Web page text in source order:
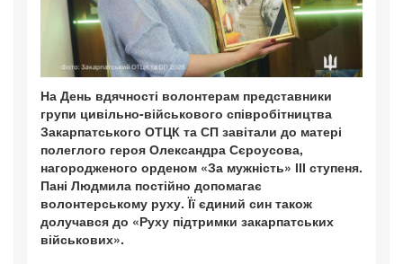
На День вдячності волонтерам представники
групи цивільно-військового співробітництва
Закарпатського ОТЦК та СП завітали до матері
полеглого героя Олександра Сєроусова,
нагородженого орденом «За мужність» ІІІ ступеня.
Пані Людмила постійно допомагає
волонтерському руху. Її єдиний син також
долучався до «Руху підтримки закарпатських
військових».